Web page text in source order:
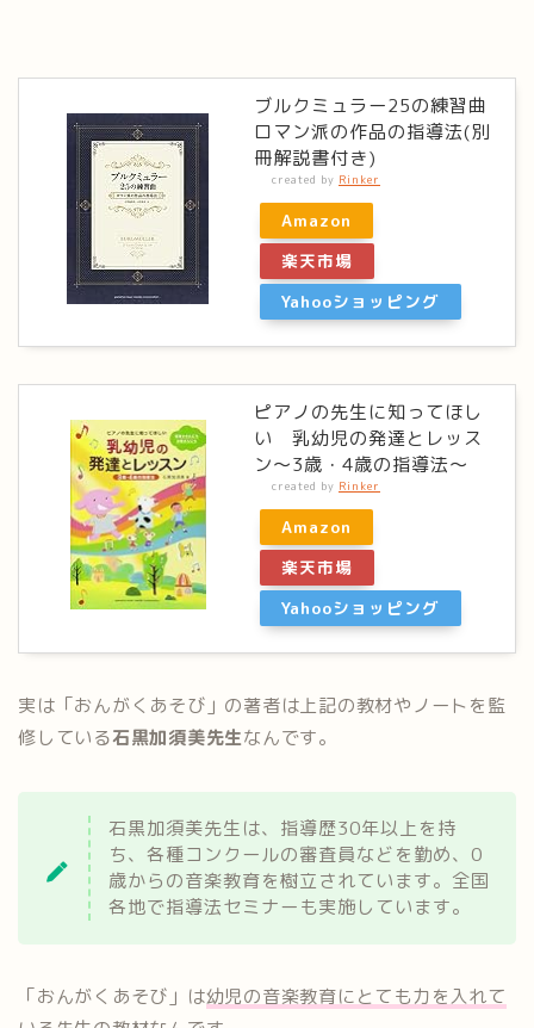
ブルクミュラー25の練習曲
ロマン派の作品の指導法(別
冊解説書付き)
created by Rinker
Amazon
楽天市場
Yahooショッピング
ピアノの先生に知ってほし
い 乳幼児の発達とレッス
ン～3歳・4歳の指導法～
created by Rinker
Amazon
楽天市場
Yahooショッピング
実は「おんがくあそび」の著者は上記の教材やノートを監
修している石黒加須美先生なんです。
石黒加須美先生は、指導歴30年以上を持
ち、各種コンクールの審査員などを勤め、0
歳からの音楽教育を樹立されています。全国
各地で指導法セミナーも実施しています。
「おんがくあそび」は幼児の音楽教育にとても力を入れて